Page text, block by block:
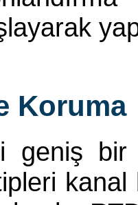
Koruma
geniş bir
kanal